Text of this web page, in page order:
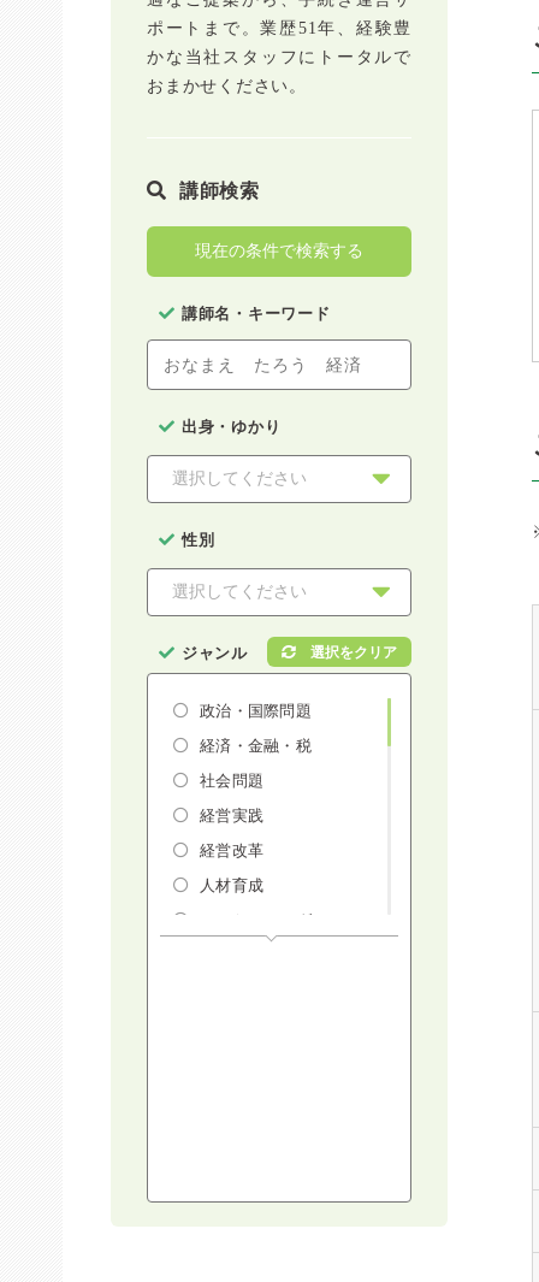
ポートまで。業歴51年、経験豊
かな当社スタッフにトータルで
おまかせください。
講師検索
現在の条件で検索する
講師名・キーワード
出身・ゆかり
性別
ジャンル
政治・国際問題
経済・金融・税
社会問題
経営実践
経営改革
人材育成
マーケティング
スポーツ